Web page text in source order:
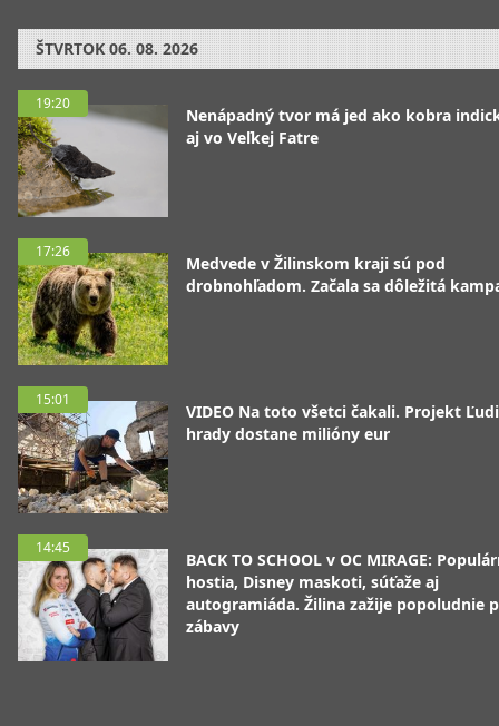
ŠTVRTOK 06. 08. 2026
19:20
Nenápadný tvor má jed ako kobra
aj vo Veľkej Fatre
17:26
Medvede v Žilinskom kraji sú pod
drobnohľadom. Začala sa dôležitá
15:01
VIDEO Na toto všetci čakali. Projekt
hrady dostane milióny eur
14:45
BACK TO SCHOOL v OC MIRAGE:
hostia, Disney maskoti, súťaže aj
autogramiáda. Žilina zažije popoludnie
zábavy